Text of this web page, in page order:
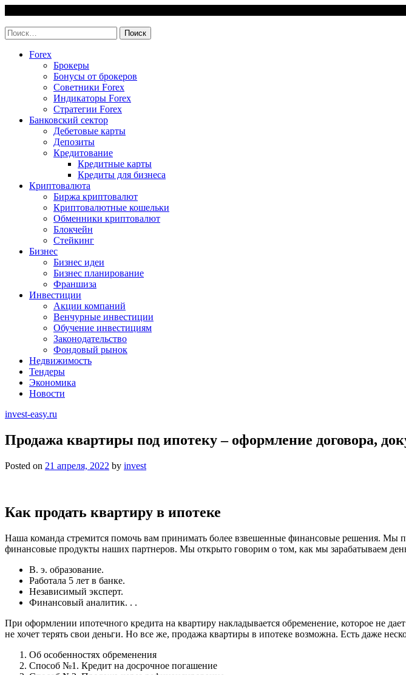
content
Найти:
Forex
Брокеры
Бонусы от брокеров
Советники Forex
Индикаторы Forex
Стратегии Forex
Банковский сектор
Дебетовые карты
Депозиты
Кредитование
Кредитные карты
Кредиты для бизнеса
Криптовалюта
Биржа криптовалют
Криптовалютные кошельки
Обменники криптовалют
Блокчейн
Стейкинг
Бизнес
Бизнес идеи
Бизнес планирование
Франшиза
Инвестиции
Акции компаний
Венчурные инвестиции
Обучение инвестициям
Законодательство
Фондовый рынок
Недвижимость
Тендеры
Экономика
Новости
invest-easy.ru
Продажа квартиры под ипотеку – оформление договора,
Posted on 21 апреля, 2022 by invest
Как продать квартиру в ипотеке
Наша команда стремится помочь вам принимать более взвешенные финансовые решения. Мы
финансовые продукты наших партнеров. Мы открыто говорим о том, как мы зарабатываем
В. э. образование.
Работала 5 лет в банке.
Независимый эксперт.
Финансовый аналитик. . .
При оформлении ипотечного кредита на квартиру накладывается обременение, которое не
не хочет терять свои деньги. Но все же, продажа квартиры в ипотеке возможна. Есть даже
Об особенностях обременения
Способ №1. Кредит на досрочное погашение